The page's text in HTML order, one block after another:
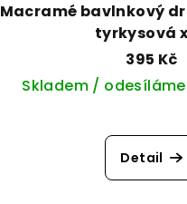
Macramé bavlnkový
tyrkysová
395 Kč
Skladem /
Detail